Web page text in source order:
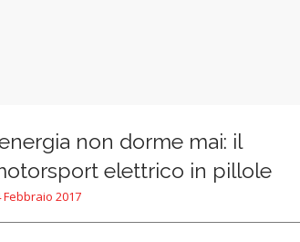
non dorme mai: il
elettrico in pillole
Febbraio 2017